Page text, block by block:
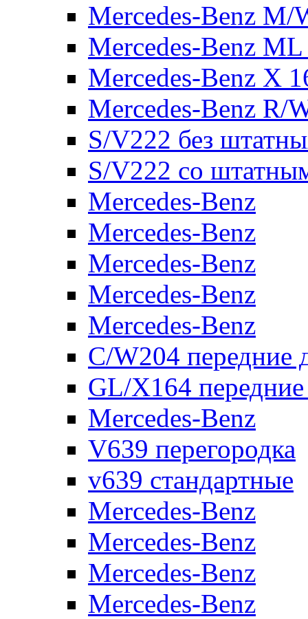
Mercedes-Benz M/
Mercedes-Benz
Mercedes-Benz X
Mercedes-Benz R/
S/V222 без
S/V222 со
Mercedes-Benz
Mercedes-Benz
Mercedes-Benz
Mercedes-Benz
Mercedes-Benz
C/W204 передние
GL/X164
Mercedes-Benz
V639 перегородка
v639 стандартные
Mercedes-Benz
Mercedes-Benz
Mercedes-Benz
Mercedes-Benz